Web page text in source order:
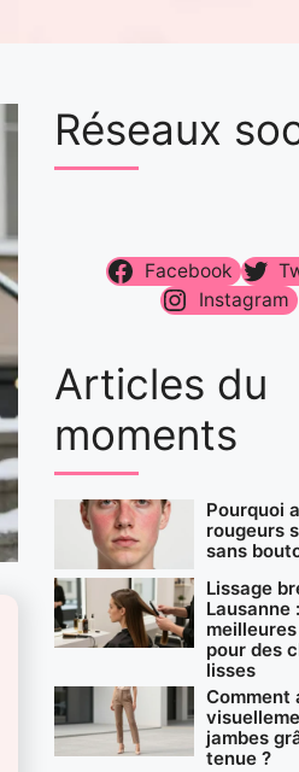
Réseaux
Facebook
Instagram
Articles du
moments
Pourquoi
rougeurs
sans
Lissage
Lausanne
pour des
lisses
Comment
jambes
tenue ?